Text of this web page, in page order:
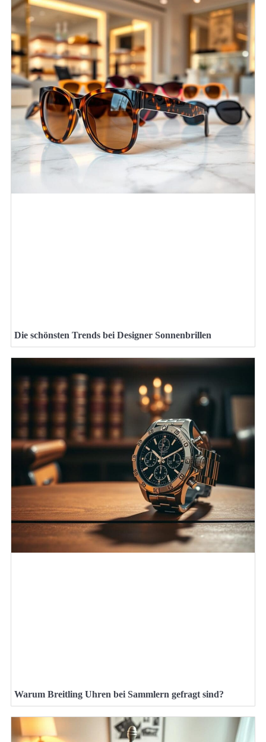
Die schönsten Trends bei Designer Sonnenbrillen
Warum Breitling Uhren bei Sammlern gefragt sind?